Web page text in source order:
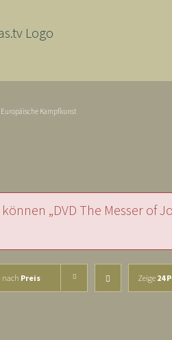
Europäische Kampfkunst
können „DVD The Messer of
nach Preis Zeige 24